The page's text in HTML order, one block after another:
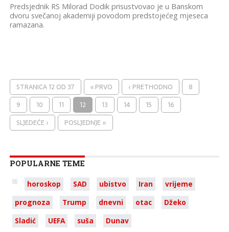
Predsjednik RS Milorad Dodik prisustvovao je u Banskom
dvoru svečanoj akademiji povodom predstojećeg mjeseca
ramazana.
STRANICA 12 OD 37 « PRVO ‹ PRETHODNO
8
9
10 11 12 13 14 15
16
SLJEDEĆE ›
POSLJEDNJE »
POPULARNE TEME
horoskop SAD ubistvo Iran
vrijeme
prognoza
Trump dnevni otac
Džeko
Sladić
UEFA suša Dunav